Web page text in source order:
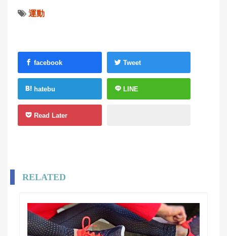
運動
facebook Tweet
hatebu LINE
Read Later
RELATED